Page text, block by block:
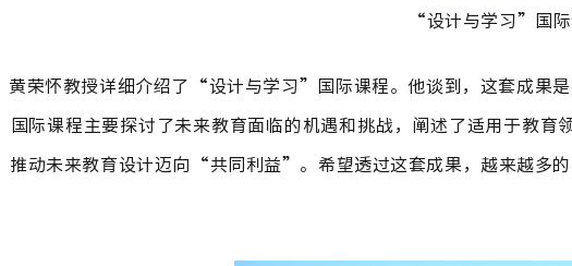
“设计与学习”国
黄荣怀教授详细介绍了“设计与学习”国际课程。他谈到，这套成果
国际课程主要探讨了未来教育面临的机遇和挑战，阐述了适用于教
推动未来教育设计迈向“共同利益”。希望透过这套成果，越来越多的